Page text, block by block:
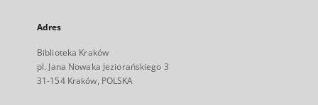
Adres
Biblioteka Kraków
pl. Jana Nowaka Jeziorańskiego 3
31-154 Kraków, POLSKA